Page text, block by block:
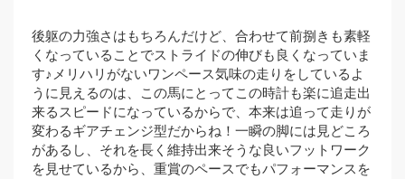
後躯の力強さはもちろんだけど、合わせて前捌きも素軽
くなっていることでストライドの伸びも良くなっていま
す♪メリハリがないワンペース気味の走りをしているよ
うに見えるのは、この馬にとってこの時計も楽に追走出
来るスピードになっているからで、本来は追って走りが
変わるギアチェンジ型だからね！一瞬の脚には見どころ
があるし、それを長く維持出来そうな良いフットワーク
を見せているから、重賞のペースでもパフォーマンスを